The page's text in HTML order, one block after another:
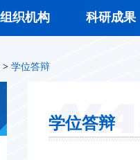
组织机构 科研成果
> 学位答辩
学位答辩